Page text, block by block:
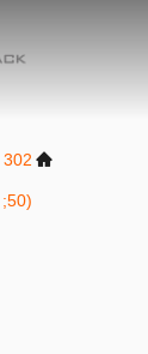
50);